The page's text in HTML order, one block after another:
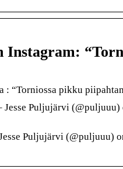
Instagram:
: “Torniossa pikku
Jesse Puljujärvi
Puljujärvi (@puljuuu)